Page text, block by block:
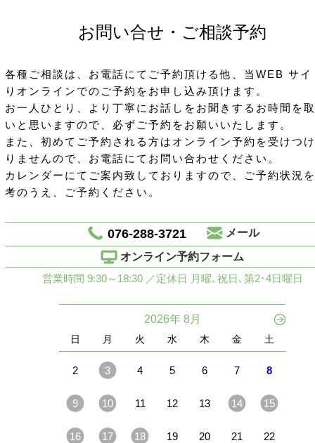
お問い合せ・ご相談予約
各種ご相談は、お電話にてご予約頂ける他、当WEB サイ
りオンラインでのご予約をお申し込み頂けます。
お一人ひとり、より丁寧にお話しをお聞きするお時間を
いと思いますので、必ずご予約をお願いいたします。
また、初めてご予約される方はオンライン予約を受けつ
りませんので、お電話にてお問い合わせください。
カレンダーにてご案内致しておりますので、ご予約状況
考のうえ、ご予約ください。
076-288-3721
メール
オンライン予約フォーム
営業時間 9:30～18:30 ／定休日 月曜､祝日､第2･4日曜日
2026年 8月
日 月 火 水 木 金 土
2 3 4 5 6 7 8
9 10 11 12 13 14 15
16 17 18 19 20 21 22